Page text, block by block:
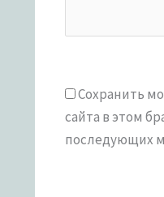
Сохранить
сайта в этом
последующих